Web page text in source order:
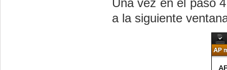
Una vez en el paso
a la siguiente